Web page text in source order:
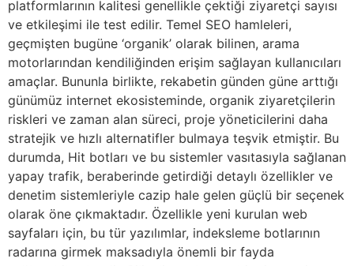
platformlarının kalitesi genellikle çektiği ziyaretçi sayısı
ve etkileşimi ile test edilir. Temel SEO hamleleri,
geçmişten bugüne ‘organik’ olarak bilinen, arama
motorlarından kendiliğinden erişim sağlayan kullanıcıları
amaçlar. Bununla birlikte, rekabetin günden güne arttığı
günümüz internet ekosisteminde, organik ziyaretçilerin
riskleri ve zaman alan süreci, proje yöneticilerini daha
stratejik ve hızlı alternatifler bulmaya teşvik etmiştir. Bu
durumda, Hit botları ve bu sistemler vasıtasıyla sağlanan
yapay trafik, beraberinde getirdiği detaylı özellikler ve
denetim sistemleriyle cazip hale gelen güçlü bir seçenek
olarak öne çıkmaktadır. Özellikle yeni kurulan web
sayfaları için, bu tür yazılımlar, indeksleme botlarının
radarına girmek maksadıyla önemli bir fayda